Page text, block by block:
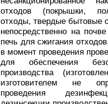
отходов (покрышки,
отходы, твердые бытовые
непосредственно на
печь для сжигания
в момент проведения
для обеспечения
производства
изготовителем не
проведения